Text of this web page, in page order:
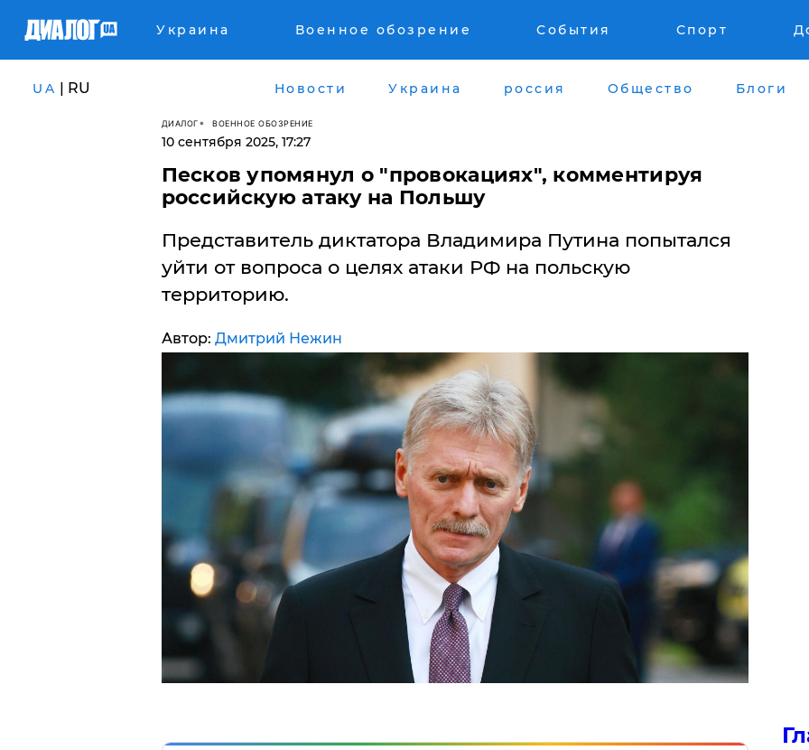
Украина Военное обозрение События Спорт
UA | RU Новости Украина россия Общество Блоги
ДИАЛОГ ВОЕННОЕ ОБОЗРЕНИЕ
10 сентября 2025, 17:27
Песков упомянул о "провокациях", комментируя
российскую атаку на Польшу
Представитель диктатора Владимира Путина попытался
уйти от вопроса о целях атаки РФ на польскую
территорию.
Автор: Дмитрий Нежин